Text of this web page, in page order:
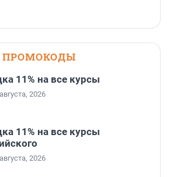
ПРОМОКОДЫ
11% на все курсы
2026
11% на все курсы
2026